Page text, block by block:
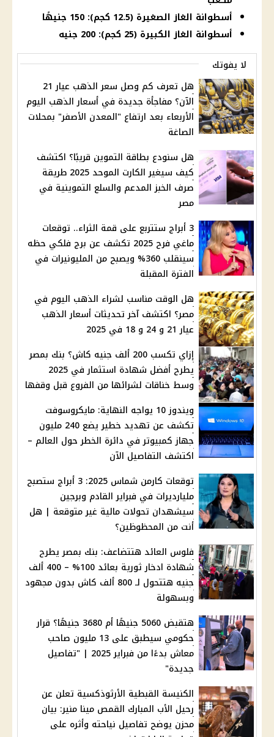
أسطوانة الغاز الصغيرة (12.5 كجم): 150 جنيهًا
أسطوانة الغاز الكبيرة (25 كجم): 200 جنيه
لا يفوتك
هل تعرف كم وصل سعر الذهب عيار 21
الآن؟ مفاجأة جديدة في أسعار الذهب اليوم
الأربعاء بعد ارتفاع "المعدن الأصفر" بمحلات
الصاغة
هل سنودع بطاقة التموين قريبًا؟ اكتشف
كيف سيغير الكارت الموحد 2025 طريقة
صرف الخبز المدعم والسلع التموينية في
مصر
3 أبراج ستتربع على قمة الثراء.. توقعات
ماغي فرح 2025 تكشف عن برج فلكي حظه
سينقلب 360% ويصبح من المليونيرات في
الفترة المقبلة
هل الوقت مناسب لشراء الذهب اليوم في
مصر؟ اكتشف آخر تحديثات أسعار الذهب
عيار 21 و 24 و 18 في 2025
إزاي تكسب 200 ألف جنيه كاش؟ بنك بمصر
يطرح أفضل شهادة استثمار في 2025
وسط خناقات لشرائها من الفروع قبل وقفها
ويندوز 10 يواجه النهاية: مايكروسوفت
تكشف عن تهديد خطير يضع 240 مليون
جهاز كمبيوتر في دائرة الخطر حول العالم –
اكتشف التفاصيل الآن
توقعات كارمن شماس 2025: 3 أبراج ستصبح
مليارديرات في فبراير القادم وبرجين
سيشهدان تحولات مالية غير متوقعة | هل
أنت من المحظوظين؟
فلوس العائد هتتضاعف: بنك بمصر يطرح
شهادة ادخار ثورية بعائد 100% – 400 ألف
جنيه هتتحول لـ 800 ألف كاش بدون مجهود
وبسهولة
هتقبض 5060 جنيهًا أم 3680 جنيهًا؟ قرار
حكومي سيطبق على 13 مليون صاحب
معاش بدءًا من فبراير 2025 | "تفاصيل
جديدة"
الكنيسة القبطية الأرثوذكسية تعلن عن
رحيل الأب المبارك القمص مينا منير: بيان
محزن يوضح تفاصيل نياحته وأثره على